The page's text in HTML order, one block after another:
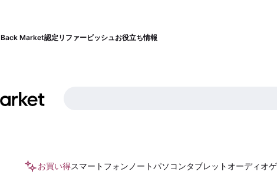
Back Market認定リファービッシュお役立ち情報
お買い得スマートフォン ノートパソコンタブレット オーディオ